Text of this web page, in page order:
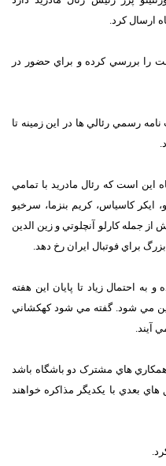
ارسال کرد.
را بررسي کرده و براي حضور در
رسمي رئالي ها در اين زمينه تا
اين است که رئال مادريد با تمامي
ايکر کاسياس، کريم بنزما، سرخيو
جمله کارلو آنچلوتي و زين الدين
براي فوتبال ايران رخ دهد.
احتمال زياد تا پايان اين هفته
مي شود. گفته مي شود کهکشاني
همکاري هاي مشترک دو باشگاه باشد
بعدي با يکديگر مذاکره خواهند